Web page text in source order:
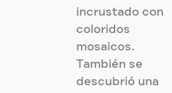
incrustado con
coloridos
mosaicos.
También se
descubrió una